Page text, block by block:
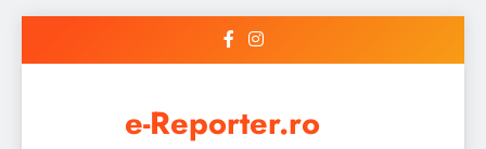
e-Reporter.ro